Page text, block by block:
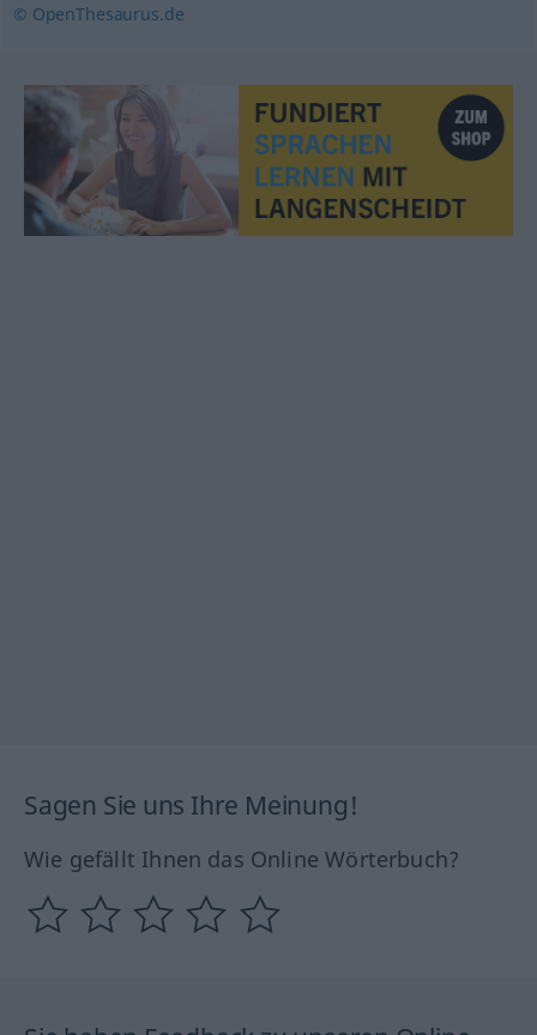
© OpenThesaurus.de
Sagen Sie uns Ihre Meinung!
Wie gefällt Ihnen das Online Wörterbuch?